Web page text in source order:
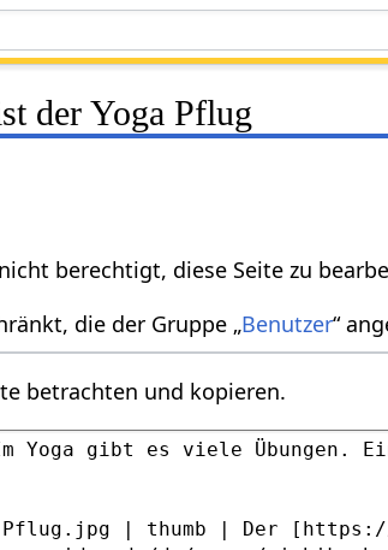
der Yoga Pflug
berechtigt, diese Seite zu
die der Gruppe „Benutzer“
betrachten und kopieren.